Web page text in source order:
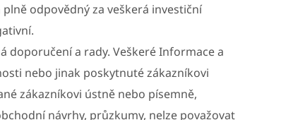
odpovědný za veškerá investiční
doporučení a rady. Veškeré Informace a
nebo jinak poskytnuté zákazníkovi
zákazníkovi ústně nebo písemně,
návrhy, průzkumy, nelze považovat